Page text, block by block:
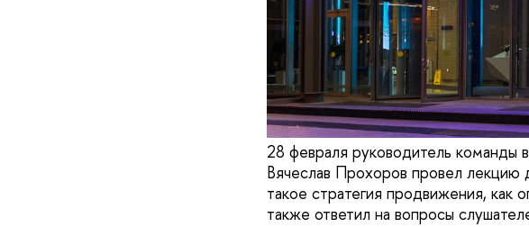
28 февраля руководитель команды
Вячеслав Прохоров провел лекцию
такое стратегия продвижения,
также ответил на вопросы